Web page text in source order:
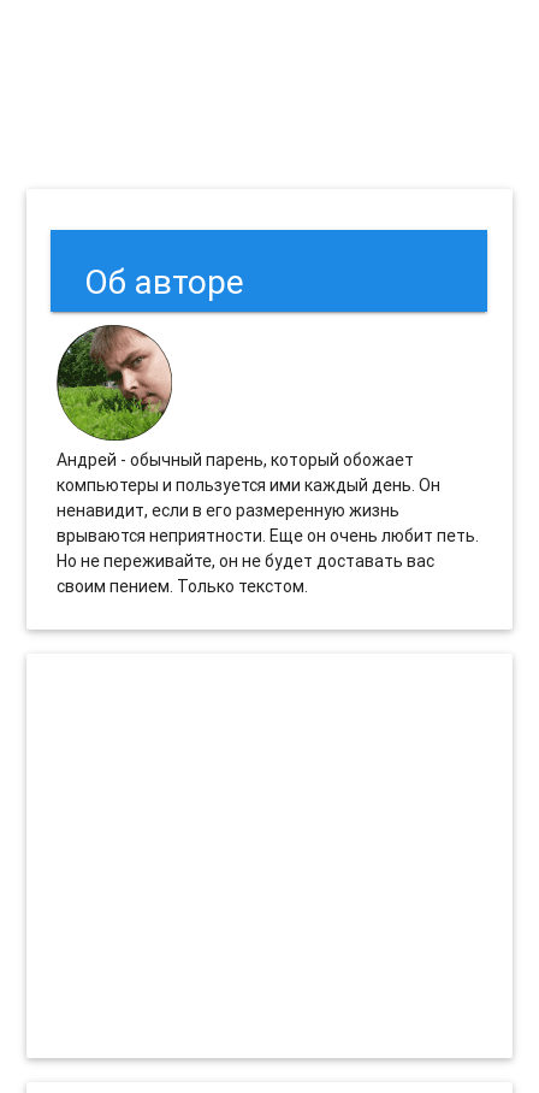
Об авторе
Андрей - обычный парень, который обожает
компьютеры и пользуется ими каждый день. Он
ненавидит, если в его размеренную жизнь
врываются неприятности. Еще он очень любит петь.
Но не переживайте, он не будет доставать вас
своим пением. Только текстом.